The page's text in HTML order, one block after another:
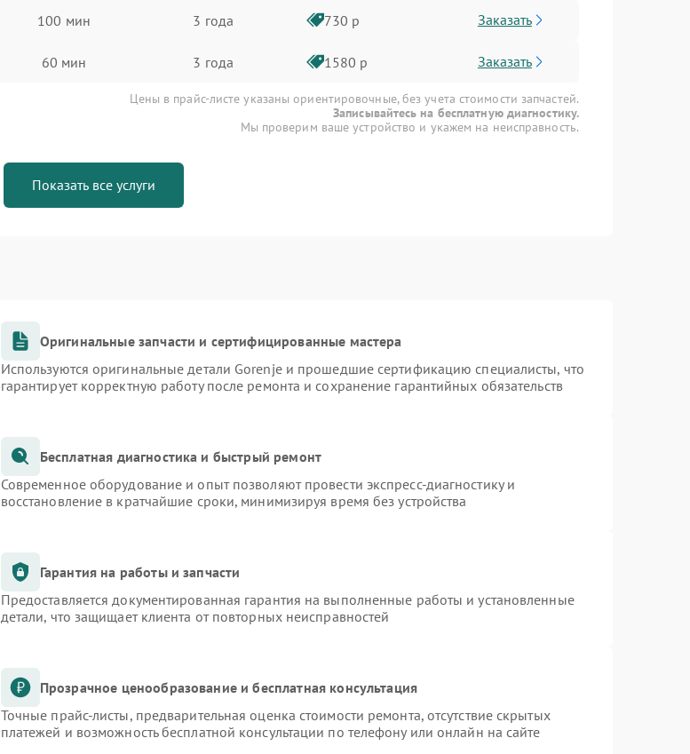
100 мин 3 года 730 р Заказать
60 мин 3 года 1580 р Заказать
Цены в прайс-листе указаны ориентировочные, без учета стоимости запчастей.
Записывайтесь на бесплатную диагностику.
Мы проверим ваше устройство и укажем на неисправность.
Показать все услуги
Оригинальные запчасти и сертифицированные мастера
Используются оригинальные детали Gorenje и прошедшие сертификацию специалисты, что
гарантирует корректную работу после ремонта и сохранение гарантийных обязательств
Бесплатная диагностика и быстрый ремонт
Современное оборудование и опыт позволяют провести экспресс-диагностику и
восстановление в кратчайшие сроки, минимизируя время без устройства
Гарантия на работы и запчасти
Предоставляется документированная гарантия на выполненные работы и установленные
детали, что защищает клиента от повторных неисправностей
Прозрачное ценообразование и бесплатная консультация
Точные прайс-листы, предварительная оценка стоимости ремонта, отсутствие скрытых
платежей и возможность бесплатной консультации по телефону или онлайн на сайте